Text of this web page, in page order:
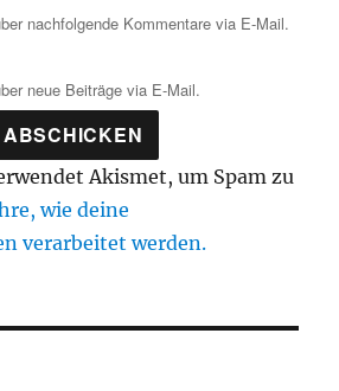
nachfolgende Kommentare via E-Mail.
neue Beiträge via E-Mail.
Akismet, um Spam zu
wie deine
verarbeitet werden.